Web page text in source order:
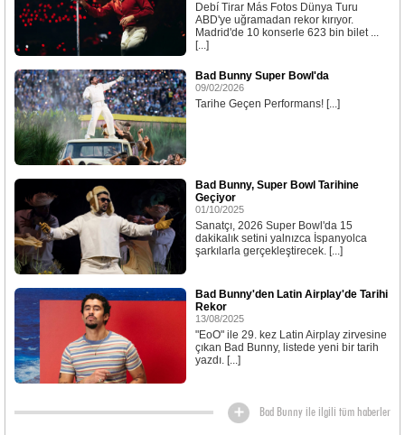
Debí Tirar Más Fotos Dünya Turu
ABD'ye uğramadan rekor kırıyor.
Madrid'de 10 konserle 623 bin bilet ...
[...]
Bad Bunny Super Bowl'da
09/02/2026
Tarihe Geçen Performans! [...]
Bad Bunny, Super Bowl Tarihine
Geçiyor
01/10/2025
Sanatçı, 2026 Super Bowl'da 15
dakikalık setini yalnızca İspanyolca
şarkılarla gerçekleştirecek. [...]
Bad Bunny'den Latin Airplay'de Tarihi
Rekor
13/08/2025
"EoO" ile 29. kez Latin Airplay zirvesine
çıkan Bad Bunny, listede yeni bir tarih
yazdı. [...]
Bad Bunny ile ilgili tüm haberler